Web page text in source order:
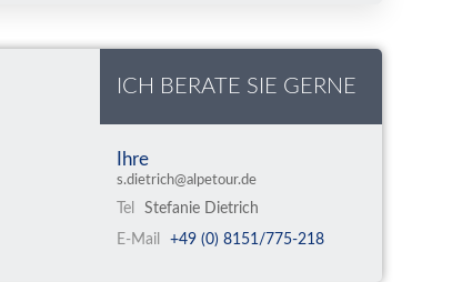
ICH BERATE SIE GERNE
Ihre
s.dietrich@alpetour.de
Tel
Stefanie Dietrich
E-Mail
+49 (0) 8151/775-218